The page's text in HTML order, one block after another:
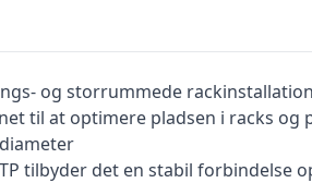
og storrummede
til at optimere pladsen i racks
tilbyder det en stabil forbindelse